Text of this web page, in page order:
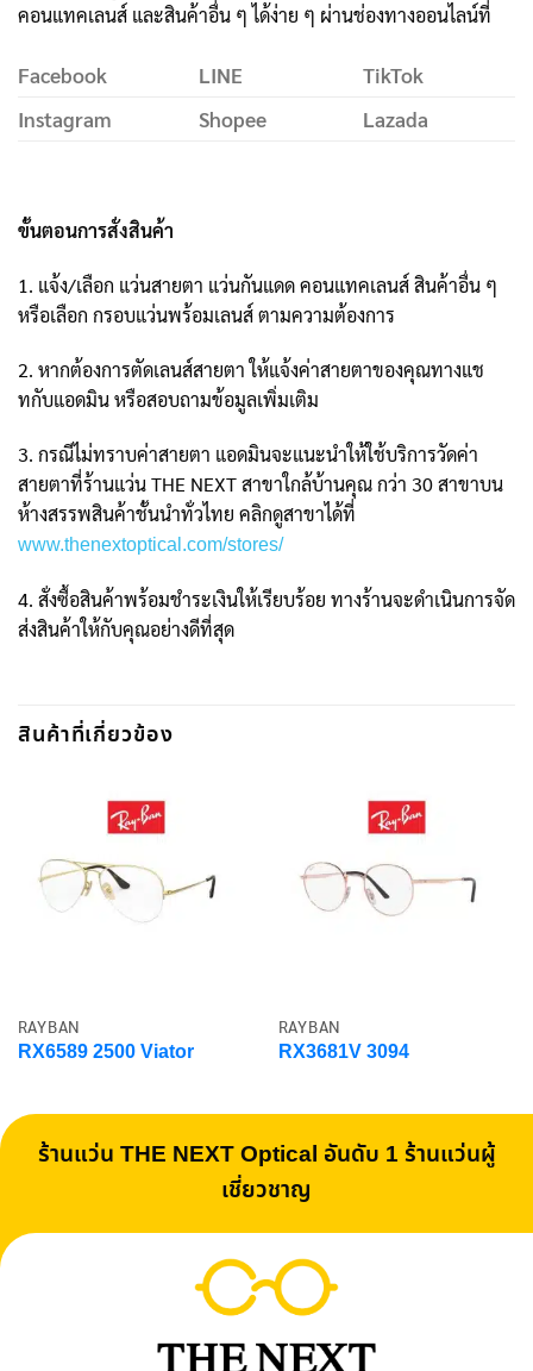
คอนแทคเลนส์ และสินค้าอื่น ๆ ได้ง่าย ๆ ผ่านช่องทางออนไลน์ที่
Facebook LINE
TikTok
Instagram
Shopee Lazada
ขั้นตอนการสั่งสินค้า
1. แจ้ง/เลือก แว่นสายตา แว่นกันแดด คอนแทคเลนส์ สินค้าอื่น ๆ
หรือเลือก กรอบแว่นพร้อมเลนส์ ตามความต้องการ
2. หากต้องการตัดเลนส์สายตา ให้แจ้งค่าสายตาของคุณทางแช
ทกับแอดมิน หรือสอบถามข้อมูลเพิ่มเติม
3. กรณีไม่ทราบค่าสายตา แอดมินจะแนะนำให้ใช้บริการวัดค่า
สายตาที่ร้านแว่น THE NEXT สาขาใกล้บ้านคุณ กว่า 30 สาขาบน
ห้างสรรพสินค้าชั้นนำทั่วไทย คลิกดูสาขาได้ที่
www.thenextoptical.com/stores/
4. สั่งซื้อสินค้าพร้อมชำระเงินให้เรียบร้อย ทางร้านจะดำเนินการจัด
ส่งสินค้าให้กับคุณอย่างดีที่สุด
สินค้าที่เกี่ยวข้อง
RAYBAN
RX6589 2500 Viator
RAYBAN
RX3681V 3094
ร้านแว่น THE NEXT Optical อันดับ 1 ร้านแว่นผู้
เชี่ยวชาญ